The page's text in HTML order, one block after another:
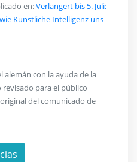
en:Verlängert bis 5. Juli:
Künstliche Intelligenz uns
alemán con la ayuda de la
para el público
del comunicado de